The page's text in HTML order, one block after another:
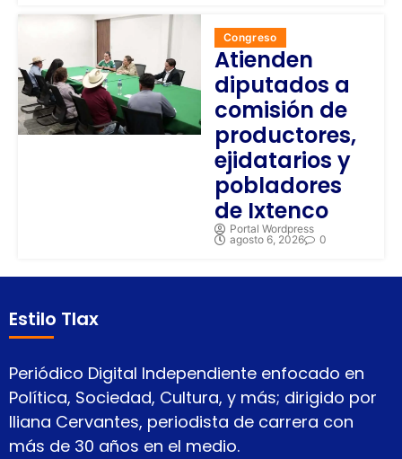
Congreso
Atienden
diputados a
comisión de
productores,
ejidatarios y
pobladores
de Ixtenco
Portal Wordpress
agosto 6, 2026
0
Estilo Tlax
Periódico Digital Independiente enfocado en
Política, Sociedad, Cultura, y más; dirigido por
Iliana Cervantes, periodista de carrera con
más de 30 años en el medio.